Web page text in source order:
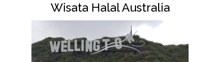
Wisata Halal Australia